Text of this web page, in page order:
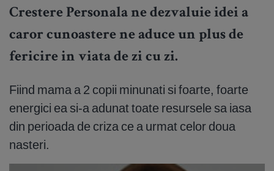
Crestere Personala ne dezvaluie idei a
caror cunoastere ne aduce un plus de
fericire in viata de zi cu zi.
Fiind mama a 2 copii minunati si foarte, foarte
energici ea si-a adunat toate resursele sa iasa
din perioada de criza ce a urmat celor doua
nasteri.